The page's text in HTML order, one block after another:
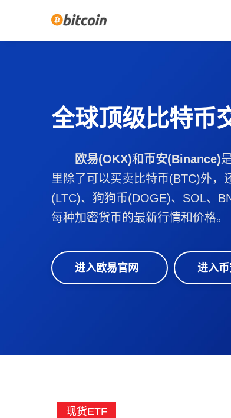
全球顶级比特币
欧易(OKX)和 币安(Binance)
里除了可以买卖比特币(BTC)外，
(LTC)、狗狗币(DOGE)、SOL、
每种加密货币的最新行情和价格。
进入欧易官网 进入
现货ETF